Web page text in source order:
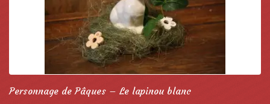
Personnage de Pâques – Le lapinou blanc